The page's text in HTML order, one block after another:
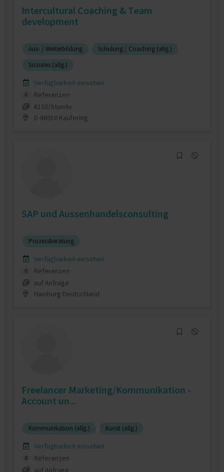
Intercultural Coaching & Team
development
Aus- / Weiterbildung
Schulung / Coaching (allg.)
Soziales (allg.)
Verfügbarkeit einsehen
0
Referenzen
€150/Stunde
D-86916 Kaufering
SAP und Aussenhandelsconsulting
Prozessberatung
Verfügbarkeit einsehen
0
Referenzen
auf Anfrage
Hamburg Deutschland
Freelancer Marketing/Kommunikation -
Account un...
Kommunikation (allg.) Kunst (allg.)
Verfügbarkeit einsehen
0
Referenzen
auf Anfrage